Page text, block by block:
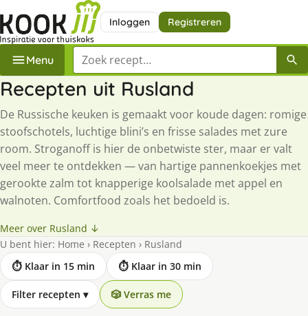
Inloggen Registreren
Menu Zoek een recept
Recepten uit Rusland
De Russische keuken is gemaakt voor koude dagen: romige
stoofschotels, luchtige blini’s en frisse salades met zure
room. Stroganoff is hier de onbetwiste ster, maar er valt
veel meer te ontdekken — van hartige pannenkoekjes met
gerookte zalm tot knapperige koolsalade met appel en
walnoten. Comfortfood zoals het bedoeld is.
Meer over Rusland ↓
U bent hier: Home › Recepten › Rusland
⏱ Klaar in 15 min
⏱ Klaar in 30 min
Filter recepten ▾ 🎲 Verras me